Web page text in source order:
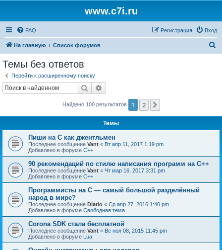
www.c7i.ru
FAQ Вход
Регистрация
На главную Список форумов
Темы без ответов
Перейти к расширенному поиску
Поиск
Найдено 100 результатов 1 2
Темы
Пиши на C как джентльмен
Последнее сообщение Vant « Вт апр 11, 2017 1:19 pm
Добавлено в форуме C++
90 рекомендаций по стилю написания программ на C++
Последнее сообщение Vant « Чт мар 16, 2017 3:31 pm
Добавлено в форуме C++
Программисты на C — самый большой разделённый
народ в мире?
Последнее сообщение Diatlo « Ср апр 27, 2016 1:40 pm
Добавлено в форуме Свободная тема
Corona SDK стала бесплатной
Последнее сообщение Vant « Вс ноя 08, 2015 11:45 pm
Добавлено в форуме Lua